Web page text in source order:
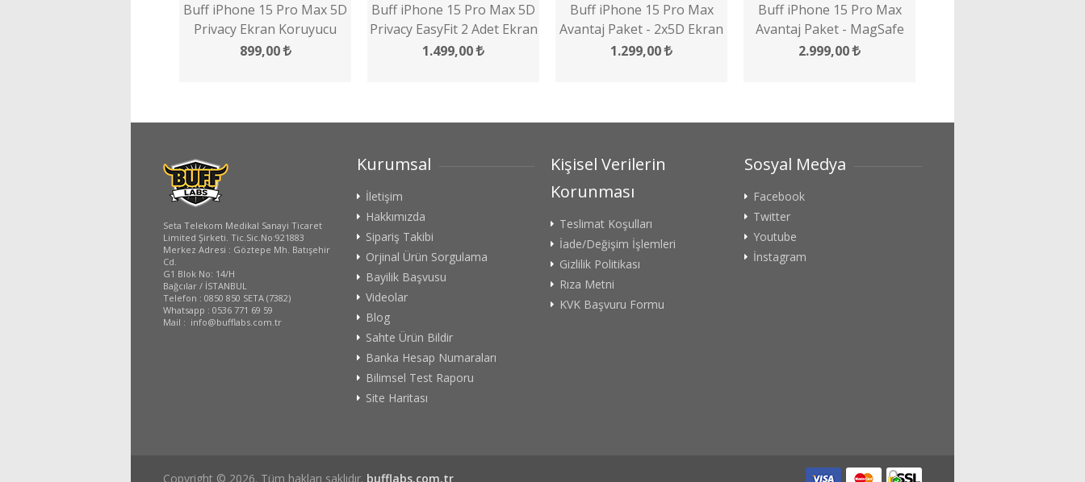
Buff iPhone 15 Pro Max 5D
Privacy Ekran Koruyucu
899,00
Buff iPhone 15 Pro Max 5D
Privacy EasyFit 2 Adet Ekran
Koruyucu
1.499,00
Buff iPhone 15 Pro Max
Avantaj Paket - 2x5D Ekran
Koruyucu + Magsafe Kılıf +
1.299,00
Buff iPhone 15 Pro Max
Avantaj Paket - MagSafe
Kılıf + Ekran Koruyucu +
2.999,00
Seta Telekom Medikal Sanayi Ticaret
Limited Şirketi. Tic.Sic.No:921883
Merkez Adresi : Göztepe Mh. Batışehir
Cd.
G1 Blok No: 14/H
Bağcılar / İSTANBUL
Telefon : 0850 850 SETA (7382)
Whatsapp : 0536 771 69 59
Mail : info@bufflabs.com.tr
Kurumsal
İletişim
Hakkımızda
Sipariş Takibi
Orjinal Ürün Sorgulama
Bayilik Başvusu
Videolar
Blog
Sahte Ürün Bildir
Banka Hesap Numaraları
Bilimsel Test Raporu
Site Haritası
Kişisel Verilerin
Korunması
Teslimat Koşulları
İade/Değişim İşlemleri
Gizlilik Politikası
Rıza Metni
KVK Başvuru Formu
Sosyal Medya
Facebook
Twitter
Youtube
İnstagram
Copyright © 2026. Tüm hakları saklıdır. bufflabs.com.tr